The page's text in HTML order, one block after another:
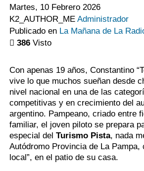
Martes, 10 Febrero 2026
K2_AUTHOR_ME Administrador
Publicado en La Mañana de La
386 Visto
Con apenas 19 años, Constantino
vive lo que muchos sueñan desde
nivel nacional en una de las
competitivas y en crecimiento del
argentino. Pampeano, criado entre
familiar, el joven piloto se prepara
especial del Turismo Pista, nada
Autódromo Provincia de La Pampa,
local”, en el patio de su casa.